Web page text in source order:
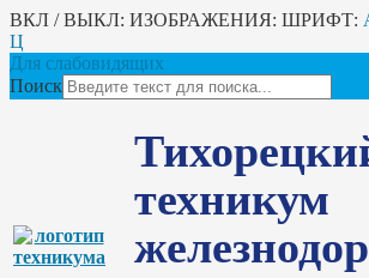
ВКЛ / ВЫКЛ: ИЗОБРАЖЕНИЯ: ШРИФТ:
Ц
Для слабовидящих
Поиск
техникум